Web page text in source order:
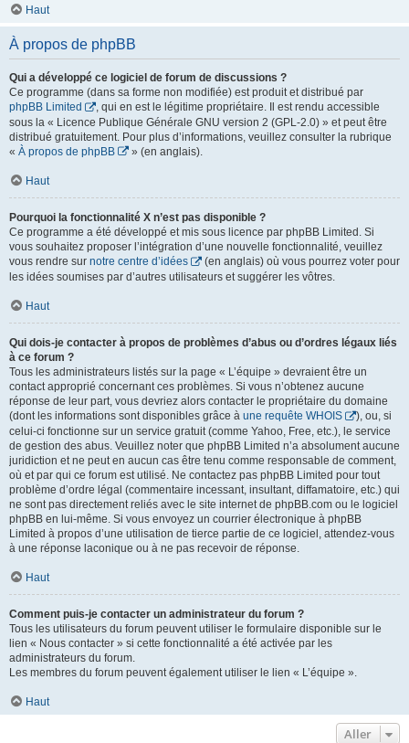
Haut
À propos de phpBB
Qui a développé ce logiciel de forum de discussions ?
Ce programme (dans sa forme non modifiée) est produit et distribué par
phpBB Limited
, qui en est le légitime propriétaire. Il est rendu accessible
sous la « Licence Publique Générale GNU version 2 (GPL-2.0) » et peut être
distribué gratuitement. Pour plus d’informations, veuillez consulter la rubrique
« À propos de phpBB » (en anglais).
Haut
Pourquoi la fonctionnalité X n’est pas disponible ?
Ce programme a été développé et mis sous licence par phpBB Limited. Si
vous souhaitez proposer l’intégration d’une nouvelle fonctionnalité, veuillez
vous rendre sur notre centre d’idées
(en anglais) où vous pourrez voter pour
les idées soumises par d’autres utilisateurs et suggérer les vôtres.
Haut
Qui dois-je contacter à propos de problèmes d’abus ou d’ordres légaux liés
à ce forum ?
Tous les administrateurs listés sur la page « L’équipe » devraient être un
contact approprié concernant ces problèmes. Si vous n’obtenez aucune
réponse de leur part, vous devriez alors contacter le propriétaire du domaine
(dont les informations sont disponibles grâce à une requête WHOIS
), ou, si
celui-ci fonctionne sur un service gratuit (comme Yahoo, Free, etc.), le service
de gestion des abus. Veuillez noter que phpBB Limited n’a absolument aucune
juridiction et ne peut en aucun cas être tenu comme responsable de comment,
où et par qui ce forum est utilisé. Ne contactez pas phpBB Limited pour tout
problème d’ordre légal (commentaire incessant, insultant, diffamatoire, etc.) qui
ne sont pas directement reliés avec le site internet de phpBB.com ou le logiciel
phpBB en lui-même. Si vous envoyez un courrier électronique à phpBB
Limited à propos d’une utilisation de tierce partie de ce logiciel, attendez-vous
à une réponse laconique ou à ne pas recevoir de réponse.
Haut
Comment puis-je contacter un administrateur du forum ?
Tous les utilisateurs du forum peuvent utiliser le formulaire disponible sur le
lien « Nous contacter » si cette fonctionnalité a été activée par les
administrateurs du forum.
Les membres du forum peuvent également utiliser le lien « L’équipe ».
Haut
Aller